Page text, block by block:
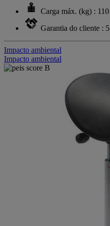
Carga máx. (kg) :
Garantia do cliente :
Impacto ambiental
Impacto ambiental